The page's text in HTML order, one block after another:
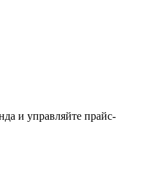
и управляйте прайс-